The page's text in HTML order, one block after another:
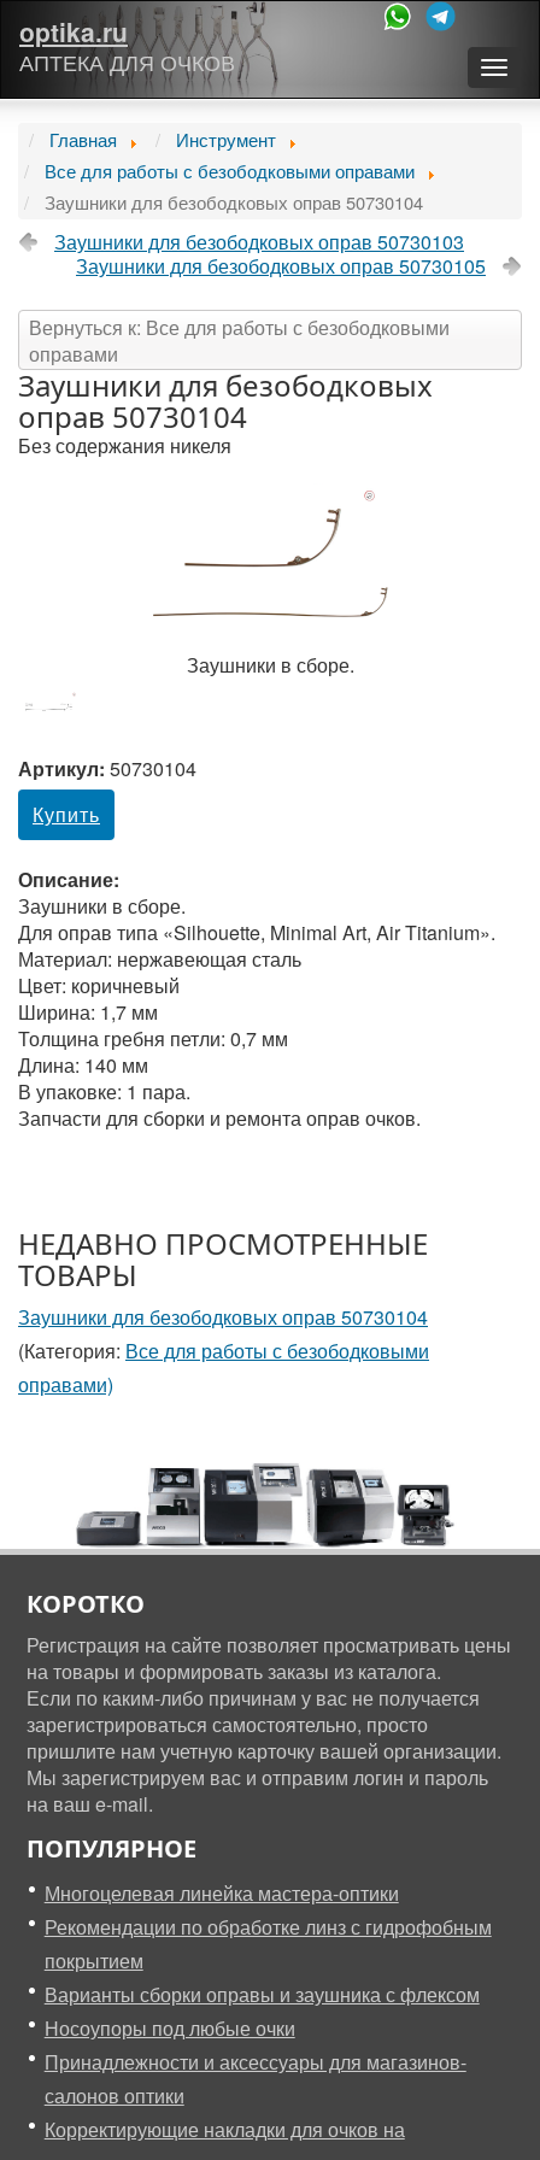
optika.ru
АПТЕКА ДЛЯ ОЧКОВ
Главная
Инструмент
Все для работы с безободковыми оправами
Заушники для безободковых оправ 50730104
Заушники для безободковых оправ 50730103
Заушники для безободковых оправ 50730105
Вернуться к: Все для работы с безободковыми
оправами
Заушники для безободковых
оправ 50730104
Без содержания никеля
Заушники в сборе.
Артикул: 50730104
Купить
Описание:
Заушники в сборе.
Для оправ типа «Silhouette, Minimal Art, Air Titanium».
Материал: нержавеющая сталь
Цвет: коричневый
Ширина: 1,7 мм
Толщина гребня петли: 0,7 мм
Длина: 140 мм
В упаковке: 1 пара.
Запчасти для сборки и ремонта оправ очков.
НЕДАВНО ПРОСМОТРЕННЫЕ
ТОВАРЫ
Заушники для безободковых оправ 50730104
(Категория: Все для работы с безободковыми
оправами)
КОРОТКО
Регистрация на сайте позволяет просматривать цены
на товары и формировать заказы из каталога.
Если по каким-либо причинам у вас не получается
зарегистрироваться самостоятельно, просто
пришлите нам учетную карточку вашей организации.
Мы зарегистрируем вас и отправим логин и пароль
на ваш e-mail.
ПОПУЛЯРНОЕ
Многоцелевая линейка мастера-оптики
Рекомендации по обработке линз с гидрофобным
покрытием
Варианты сборки оправы и заушника с флексом
Носоупоры под любые очки
Принадлежности и аксессуары для магазинов-
салонов оптики
Корректирующие накладки для очков на